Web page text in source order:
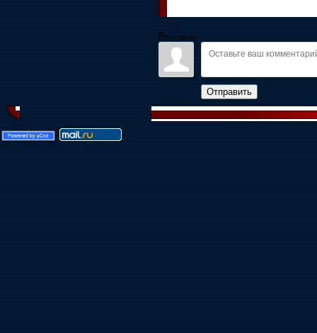
Войдите:
Отправить